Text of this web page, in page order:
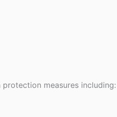
measures including: